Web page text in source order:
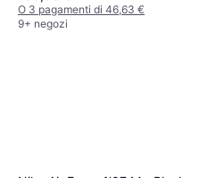
O 3 pagamenti di 46,63 €
9+ negozi